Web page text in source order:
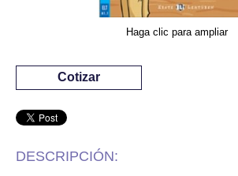
Haga clic para ampliar
Cotizar
DESCRIPCIÓN: